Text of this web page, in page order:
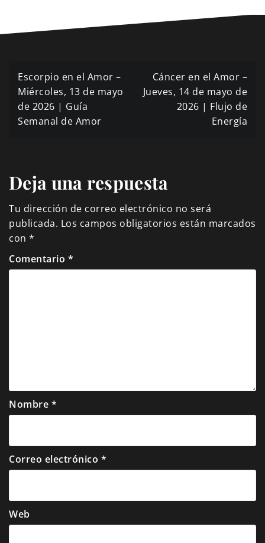
Navegación
de
entradas
Escorpio en el Amor –
Miércoles, 13 de mayo
de 2026 | Guía
Semanal de Amor
Cáncer en el Amor –
Jueves, 14 de mayo de
2026 | Flujo de
Energía
Deja una respuesta
Tu dirección de correo electrónico no será
publicada. Los campos obligatorios están marcados
con *
Comentario *
Nombre *
Correo electrónico *
Web